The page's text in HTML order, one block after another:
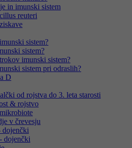
in imunski sistem
reuteri
sistem?
sistem?
imunski sistem?
sistem pri odraslih?
D
od rojstva do 3. leta starosti
& rojstvo
v črevesju
dojenčki
dojenčki